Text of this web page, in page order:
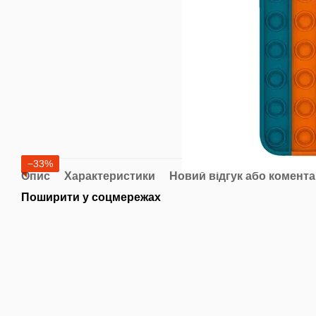
−33%
Опис Характеристики
Новий відгук або
Поширити у соцмережах